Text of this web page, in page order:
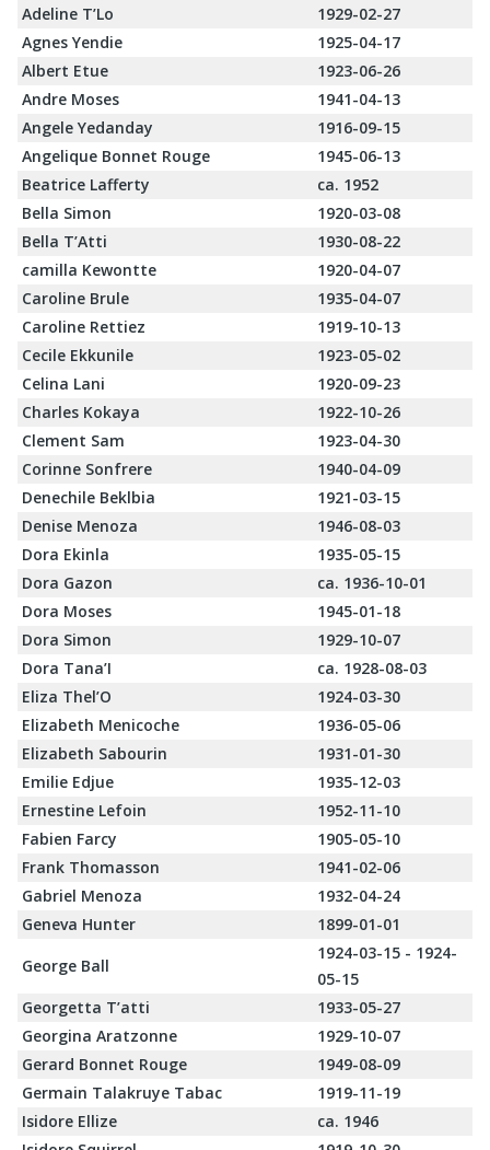
Adeline T’Lo
1929-02-27
Agnes Yendie
1925-04-17
Albert Etue
1923-06-26
Andre Moses
1941-04-13
Angele Yedanday
1916-09-15
Angelique Bonnet Rouge
1945-06-13
Beatrice Lafferty
ca. 1952
Bella Simon
1920-03-08
Bella T’Atti
1930-08-22
camilla Kewontte
1920-04-07
Caroline Brule
1935-04-07
Caroline Rettiez
1919-10-13
Cecile Ekkunile
1923-05-02
Celina Lani
1920-09-23
Charles Kokaya
1922-10-26
Clement Sam
1923-04-30
Corinne Sonfrere
1940-04-09
Denechile Beklbia
1921-03-15
Denise Menoza
1946-08-03
Dora Ekinla
1935-05-15
Dora Gazon
ca. 1936-10-01
Dora Moses
1945-01-18
Dora Simon
1929-10-07
Dora Tana’I
ca. 1928-08-03
Eliza Thel’O
1924-03-30
Elizabeth Menicoche
1936-05-06
Elizabeth Sabourin
1931-01-30
Emilie Edjue
1935-12-03
Ernestine Lefoin
1952-11-10
Fabien Farcy
1905-05-10
Frank Thomasson
1941-02-06
Gabriel Menoza
1932-04-24
Geneva Hunter
1899-01-01
George Ball
1924-03-15 - 1924-
05-15
Georgetta T’atti
1933-05-27
Georgina Aratzonne
1929-10-07
Gerard Bonnet Rouge
1949-08-09
Germain Talakruye Tabac
1919-11-19
Isidore Ellize
ca. 1946